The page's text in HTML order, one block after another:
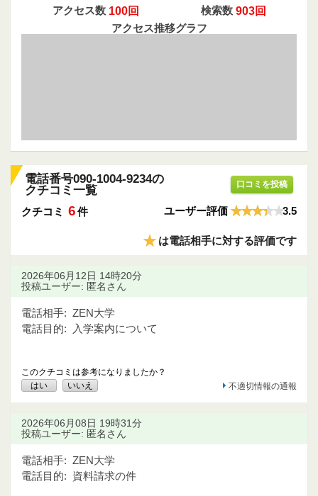
アクセス数 100回 検索数 903回
アクセス推移グラフ
電話番号090-1004-9234の
クチコミ一覧
口コミを投稿
クチコミ 6件 ユーザー評価 3.5
★は電話相手に対する評価です
2026年06月12日 14時20分
投稿ユーザー: 匿名さん
電話相手: ZEN大学
電話目的:
入学案内について
このクチコミは参考になりましたか？
はい
いいえ 不適切情報の通報
2026年06月08日 19時31分
投稿ユーザー: 匿名さん
電話相手: ZEN大学
電話目的: 資料請求の件